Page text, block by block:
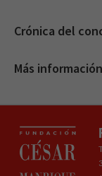
Crónica del
Más